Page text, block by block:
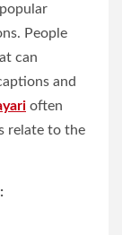
People
can
and
often
relate to the